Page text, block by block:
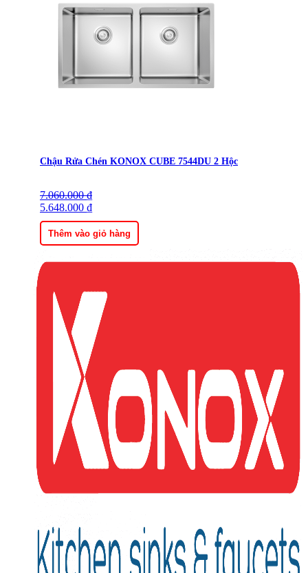
Chậu Rửa Chén KONOX CUBE 7544DU 2 Hộc
7.060.000₫
Giá
gốc
là:
7.060.000 ₫.
5.648.000 ₫
Giá
hiện
tại
là:
5.648.000 ₫.
Thêm vào giỏ hàng